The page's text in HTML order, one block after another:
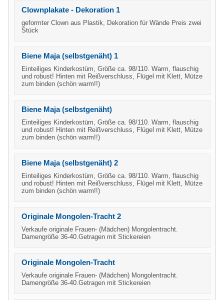
Clownplakate - Dekoration 1
geformter Clown aus Plastik, Dekoration für Wände Preis zwei
Stück
Biene Maja (selbstgenäht) 1
Einteiliges Kinderkostüm, Größe ca. 98/110. Warm, flauschig
und robust! Hinten mit Reißverschluss, Flügel mit Klett, Mütze
zum binden (schön warm!!)
Biene Maja (selbstgenäht)
Einteiliges Kinderkostüm, Größe ca. 98/110. Warm, flauschig
und robust! Hinten mit Reißverschluss, Flügel mit Klett, Mütze
zum binden (schön warm!!)
Biene Maja (selbstgenäht) 2
Einteiliges Kinderkostüm, Größe ca. 98/110. Warm, flauschig
und robust! Hinten mit Reißverschluss, Flügel mit Klett, Mütze
zum binden (schön warm!!)
Originale Mongolen-Tracht 2
Verkaufe originale Frauen- (Mädchen) Mongolentracht.
Damengröße 36-40.Getragen mit Stickereien
Originale Mongolen-Tracht
Verkaufe originale Frauen- (Mädchen) Mongolentracht.
Damengröße 36-40.Getragen mit Stickereien